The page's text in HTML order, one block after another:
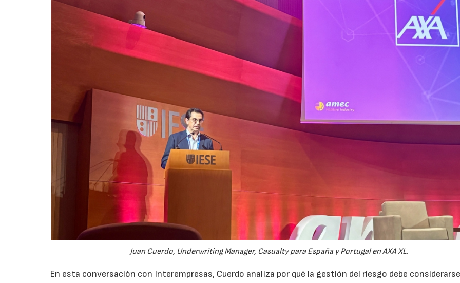
Juan Cuerdo, Underwriting Manager, Casualty para España y Portugal en AXA XL.
En esta conversación con Interempresas, Cuerdo analiza por qué la gestión del riesgo debe